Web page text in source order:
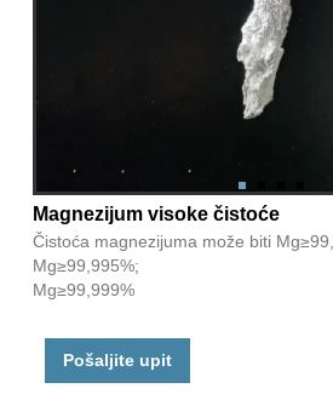
Magnezijum visoke čistoće
Čistoća magnezijuma može biti
Mg≥99,995%;
Mg≥99,999%
Pošaljite upit